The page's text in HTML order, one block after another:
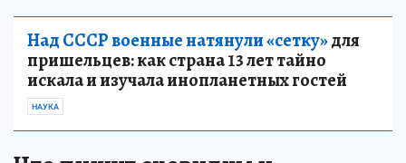
Над СССР военные натянули «сетку»для
пришельцев: как страна 13 лет тайно
искала и изучала инопланетных гостей
НАУКА